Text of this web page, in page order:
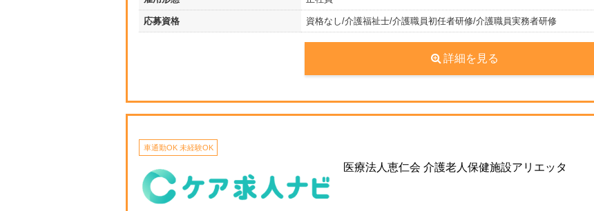
応募資格 資格なし/介護福祉士/介護職員初任者研修/介護職員実務者研修
詳細を見る
車通勤OK 未経験OK
医療法人恵仁会 介護老人保健施設アリエッタ